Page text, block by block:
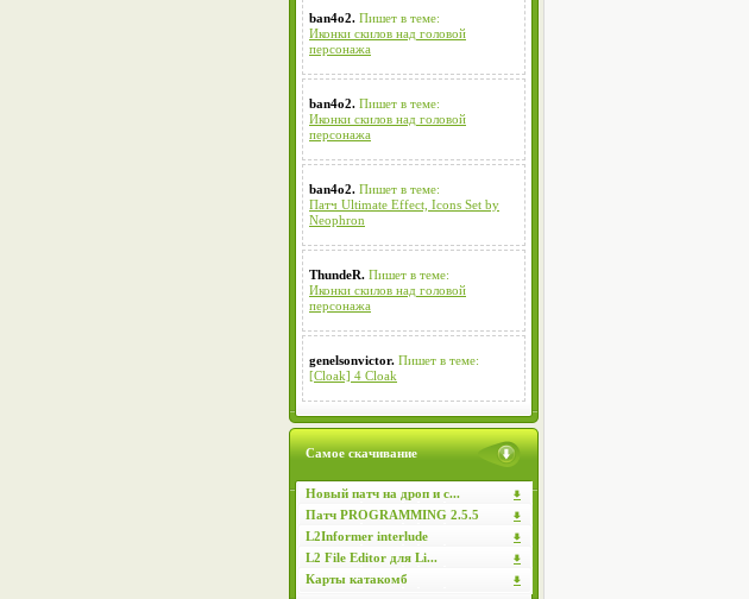
ban4o2. Пишет в теме:
Иконки скилов над головой
персонажа
ban4o2. Пишет в теме:
Иконки скилов над головой
персонажа
ban4o2. Пишет в теме:
Патч Ultimate Effect, Icons Set by
Neophron
ThundeR. Пишет в теме:
Иконки скилов над головой
персонажа
genelsonvictor. Пишет в теме:
[Cloak] 4 Cloak
Самое скачивание
Новый патч на дроп и с...
Патч PROGRAMMING 2.5.5
L2Informer interlude
L2 File Editor для Li...
Карты катакомб